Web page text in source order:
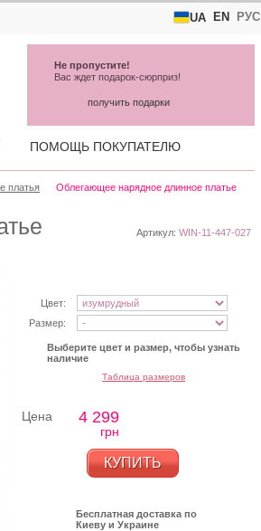
UA EN РУС
Артикул: WIN-11-447-027
Цвет:
Размер:
Выберите цвет и размер, чтобы узнать
наличие
Таблица размеров
Цена 4 299
грн
КУПИТЬ
Бесплатная доставка по
Киеву и Украине
платья
Облегающее нарядное длинное платье
ПОМОЩЬ ПОКУПАТЕЛЮ
Не пропустите!
Вас ждет подарок-сюрприз!
получить подарки